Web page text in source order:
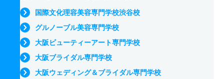
国際文化理容美容専門学校渋谷校
グルノーブル美容専門学校
大阪ビューティーアート専門学校
大阪ブライダル専門学校
大阪ウェディング＆ブライダル専門学校